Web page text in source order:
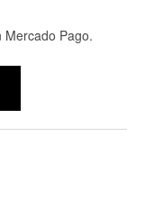
Mercado Pago.